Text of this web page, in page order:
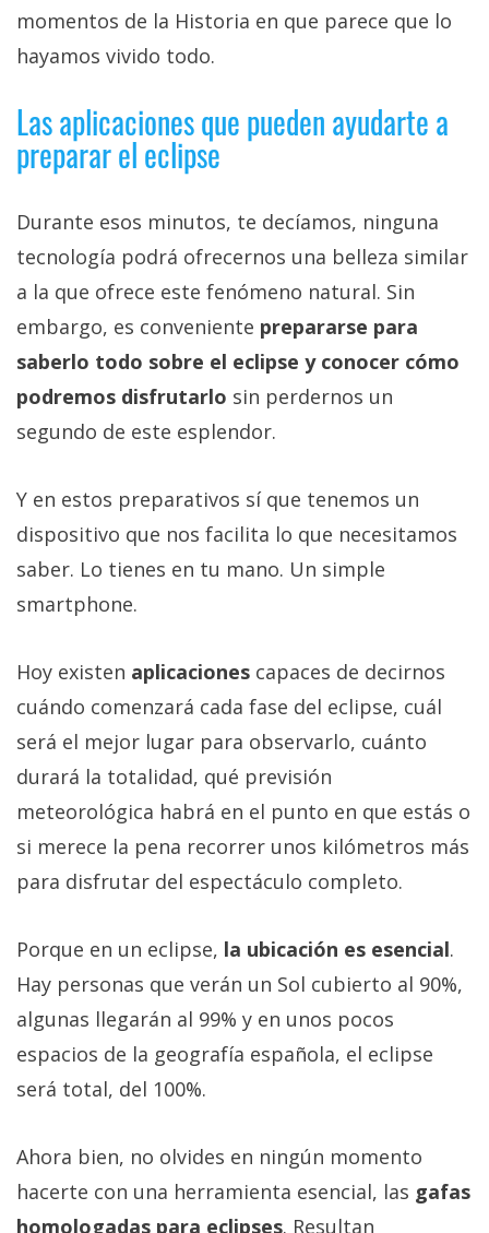
momentos de la Historia en que parece que lo
hayamos vivido todo.
Las aplicaciones que pueden ayudarte a
preparar el eclipse
Durante esos minutos, te decíamos, ninguna
tecnología podrá ofrecernos una belleza similar
a la que ofrece este fenómeno natural. Sin
embargo, es conveniente prepararse para
saberlo todo sobre el eclipse y conocer cómo
podremos disfrutarlo sin perdernos un
segundo de este esplendor.
Y en estos preparativos sí que tenemos un
dispositivo que nos facilita lo que necesitamos
saber. Lo tienes en tu mano. Un simple
smartphone.
Hoy existen aplicaciones capaces de decirnos
cuándo comenzará cada fase del eclipse, cuál
será el mejor lugar para observarlo, cuánto
durará la totalidad, qué previsión
meteorológica habrá en el punto en que estás o
si merece la pena recorrer unos kilómetros más
para disfrutar del espectáculo completo.
Porque en un eclipse, la ubicación es esencial.
Hay personas que verán un Sol cubierto al 90%,
algunas llegarán al 99% y en unos pocos
espacios de la geografía española, el eclipse
será total, del 100%.
Ahora bien, no olvides en ningún momento
hacerte con una herramienta esencial, las gafas
homologadas para eclipses. Resultan